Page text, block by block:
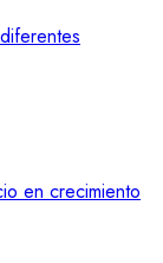
en crecimiento